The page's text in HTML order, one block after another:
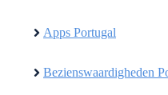
Apps Portugal
Bezienswaardigheden